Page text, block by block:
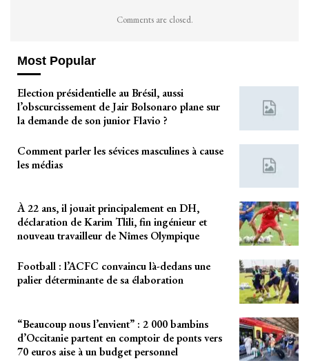
Comments are closed.
Most Popular
Election présidentielle au Brésil, aussi
l’obscurcissement de Jair Bolsonaro plane sur
la demande de son junior Flavio ?
Comment parler les sévices masculines à cause
les médias
À 22 ans, il jouait principalement en DH,
déclaration de Karim Tlili, fin ingénieur et
nouveau travailleur de Nîmes Olympique
Football : l’ACFC convaincu là-dedans une
palier déterminante de sa élaboration
“Beaucoup nous l’envient” : 2 000 bambins
d’Occitanie partent en comptoir de ponts vers
70 euros aise à un budget personnel